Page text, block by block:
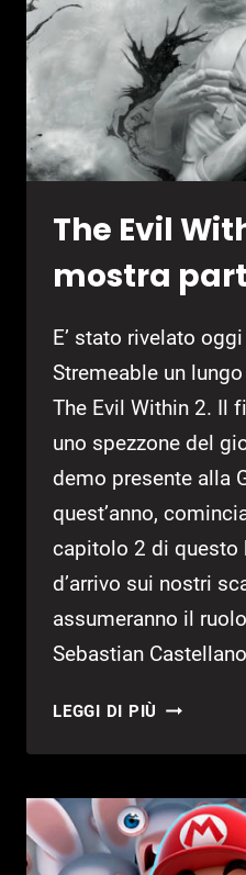
The Evil
mostra
E’ stato rivelato
Stremeable un
The Evil Within 2. Il
uno spezzone del
demo presente alla
quest’anno,
capitolo 2 di questo
d’arrivo sui nostri
assumeranno il
Sebastian
LEGGI DI PIÙ THE
WITHIN
LEAK
CI
MOSTRA